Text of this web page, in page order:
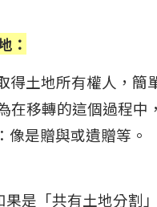
：
得土地所有權人，簡
在移轉的這個過程
：像是贈與或遺贈等。
是「共有土地分割